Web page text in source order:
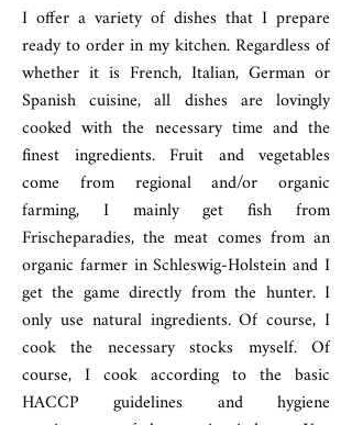
I offer a variety of dishes that I prepare
ready to order in my kitchen. Regardless of
whether it is French, Italian, German or
Spanish cuisine, all dishes are lovingly
cooked with the necessary time and the
finest ingredients. Fruit and vegetables
come from regional and/or organic
farming, I mainly get fish from
Frischeparadies, the meat comes from an
organic farmer in Schleswig-Holstein and I
get the game directly from the hunter. I
only use natural ingredients. Of course, I
cook the necessary stocks myself. Of
course, I cook according to the basic
HACCP guidelines and hygiene